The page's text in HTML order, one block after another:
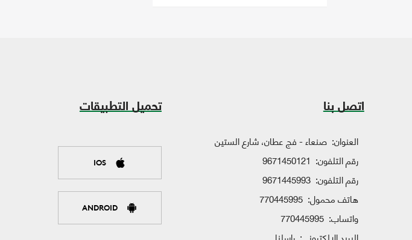
اتصل بنا
العنوان: صنعاء - فج عطان، شارع الستين
رقم التلفون: 9671450121
رقم التلفون: 9671445993
هاتف محمول: 770445995
واتساب: 770445995
تحميل التطبيقات
IOS
ANDROID